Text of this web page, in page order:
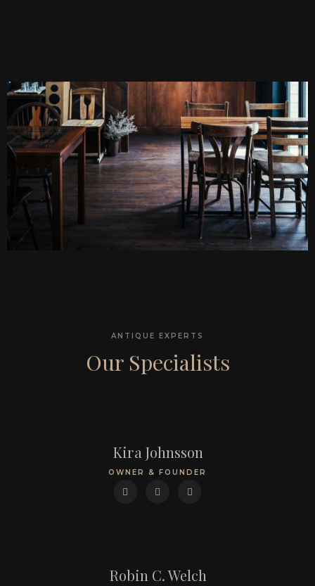
ANTIQUE EXPERTS
Our Specialists
Kira Johnsson
OWNER & FOUNDER
Robin C. Welch